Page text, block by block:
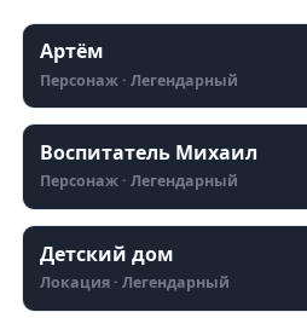
Артём
Персонаж · Легендарный
Воспитатель Михаил
Персонаж · Легендарный
Детский дом
Локация · Легендарный